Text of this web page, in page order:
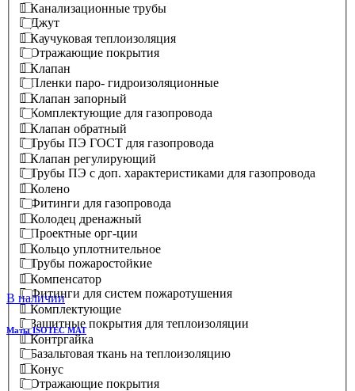
Джут
Отражающие покрытия
Пленки паро- гидроизоляционные
Комплектующие для газопровода
Трубы ПЭ ГОСТ для газопровода
Трубы ПЭ с доп. характеристиками для газопровода
Фитинги для газопровода
Проектные орг-ции
Трубы пожаростойкие
Фитинги для систем пожаротушения
Защитные покрытия для теплоизоляции
Базальтовая ткань на теплоизоляцию
Отражающие покрытия
Канализационные трубы
Каучуковая теплоизоляция
Клапан
Клапан запорный
Клапан обратный
Клапан регулирующий
Колено
Колодец дренажный
Кольцо уплотнительное
Компенсатор
Комплектующие
Контргайка
Конус
В наличии
Маты ISOTEC MAT